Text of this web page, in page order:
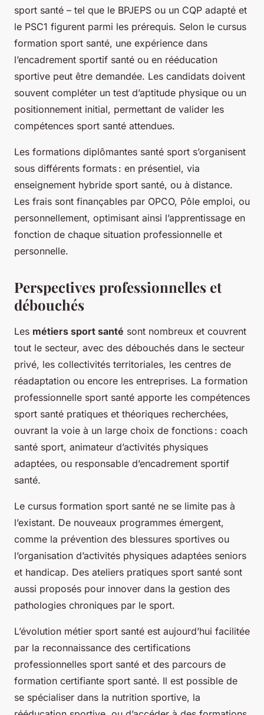
sport santé – tel que le BPJEPS ou un CQP adapté et
le PSC1 figurent parmi les prérequis. Selon le cursus
formation sport santé, une expérience dans
l’encadrement sportif santé ou en rééducation
sportive peut être demandée. Les candidats doivent
souvent compléter un test d’aptitude physique ou un
positionnement initial, permettant de valider les
compétences sport santé attendues.
Les formations diplômantes santé sport s’organisent
sous différents formats : en présentiel, via
enseignement hybride sport santé, ou à distance.
Les frais sont finançables par OPCO, Pôle emploi, ou
personnellement, optimisant ainsi l’apprentissage en
fonction de chaque situation professionnelle et
personnelle.
Perspectives professionnelles et
débouchés
Les métiers sport santé sont nombreux et couvrent
tout le secteur, avec des débouchés dans le secteur
privé, les collectivités territoriales, les centres de
réadaptation ou encore les entreprises. La formation
professionnelle sport santé apporte les compétences
sport santé pratiques et théoriques recherchées,
ouvrant la voie à un large choix de fonctions : coach
santé sport, animateur d’activités physiques
adaptées, ou responsable d’encadrement sportif
santé.
Le cursus formation sport santé ne se limite pas à
l’existant. De nouveaux programmes émergent,
comme la prévention des blessures sportives ou
l’organisation d’activités physiques adaptées seniors
et handicap. Des ateliers pratiques sport santé sont
aussi proposés pour innover dans la gestion des
pathologies chroniques par le sport.
L’évolution métier sport santé est aujourd’hui facilitée
par la reconnaissance des certifications
professionnelles sport santé et des parcours de
formation certifiante sport santé. Il est possible de
se spécialiser dans la nutrition sportive, la